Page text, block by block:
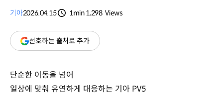
기아2026.04.15
1min1,298 Views
선호하는 출처로 추가(새
창
단순한 이동을 넘어
일상에 맞춰 유연하게 대응하는 기아 PV5